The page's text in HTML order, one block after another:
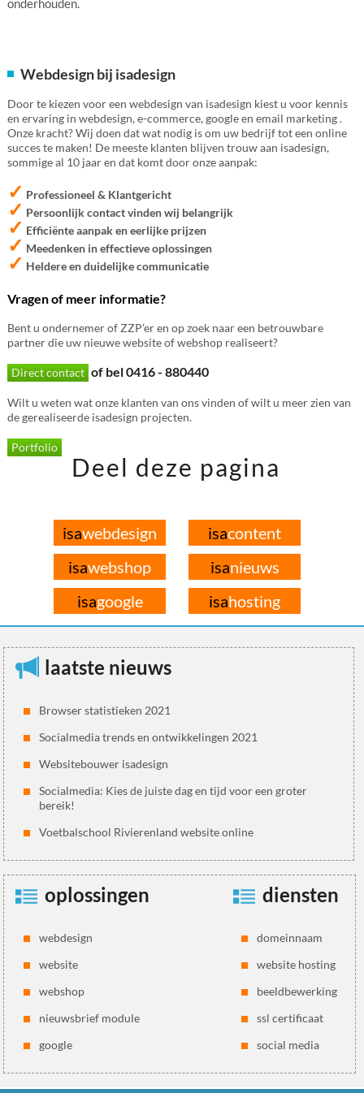
onderhouden.
Webdesign bij isadesign
Door te kiezen voor een webdesign van isadesign kiest u voor kennis
en ervaring in webdesign, e-commerce, google en email marketing .
Onze kracht? Wij doen dat wat nodig is om uw bedrijf tot een online
succes te maken! De meeste klanten blijven trouw aan isadesign,
sommige al 10 jaar en dat komt door onze aanpak:
✓ Professioneel & Klantgericht
✓ Persoonlijk contact vinden wij belangrijk
✓ Efficiënte aanpak en eerlijke prijzen
✓ Meedenken in effectieve oplossingen
✓ Heldere en duidelijke communicatie
Vragen of meer informatie?
Bent u ondernemer of ZZP'er en op zoek naar een betrouwbare
partner die uw nieuwe website of webshop realiseert?
Direct contact of bel 0416 - 880440
Wilt u weten wat onze klanten van ons vinden of wilt u meer zien van
de gerealiseerde isadesign projecten.
Portfolio
Deel deze pagina
isawebdesign isacontent
isawebshop isanieuws
isagoogle isahosting
laatste nieuws
Browser statistieken 2021
Socialmedia trends en ontwikkelingen 2021
Websitebouwer isadesign
Socialmedia: Kies de juiste dag en tijd voor een groter
bereik!
Voetbalschool Rivierenland website online
oplossingen
webdesign
website
webshop
nieuwsbrief module
google
diensten
domeinnaam
website hosting
beeldbewerking
ssl certificaat
social media